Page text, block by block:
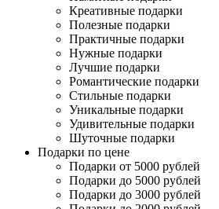
Креативные подарки
Полезные подарки
Практичные подарки
Нужные подарки
Лучшие подарки
Романтические подарки
Стильные подарки
Уникальные подарки
Удивительные подарки
Шуточные подарки
Подарки по цене
Подарки от 5000 рублей
Подарки до 5000 рублей
Подарки до 3000 рублей